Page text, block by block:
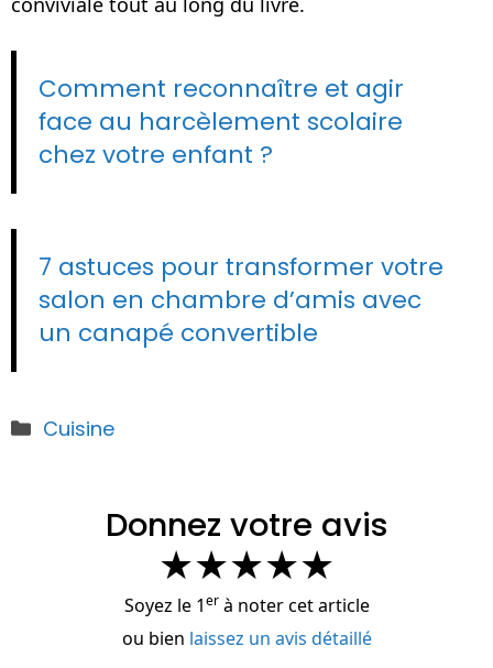
Comment reconnaître et agir
face au harcèlement scolaire
chez votre enfant ?
7 astuces pour transformer votre
salon en chambre d’amis avec
un canapé convertible
Catégories
Cuisine
Donnez votre avis
★★★★★
Soyez le 1erà noter cet article
ou bien laissez un avis détaillé